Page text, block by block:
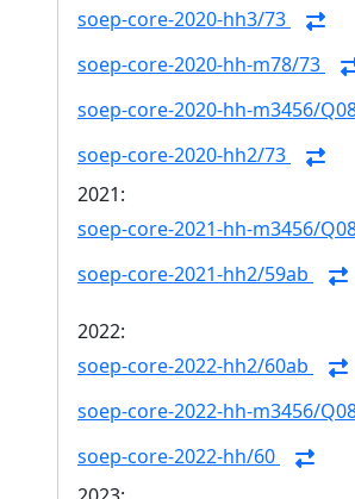
soep-core-2020-hh3/73
soep-core-2020-hh-m78/73
soep-core-2020-hh-m3456/
soep-core-2020-hh2/73
2021:
soep-core-2021-hh-m3456/
soep-core-2021-hh2/59ab
2022:
soep-core-2022-hh2/60ab
soep-core-2022-hh-m3456/
soep-core-2022-hh/60